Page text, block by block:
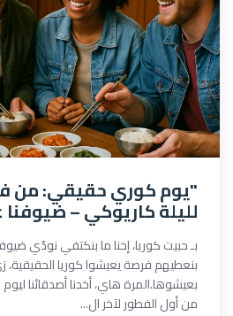
"يوم كوري حقيقي: من
لليلة كاريوكي –
بـ حبيت كوريا، إحنا ما بنكتفي نودّي
بنعطيهم فرصة يعيشوا كوريا الحقيقية،
بعيشوها.المرة هاي، أخدنا أصدقائنا
من أول الفطور لآخر ال...